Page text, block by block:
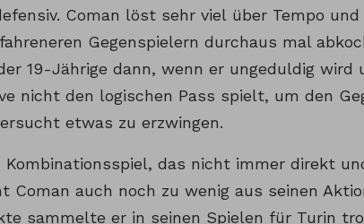
Coman löst sehr viel über Tempo und
Gegenspielern durchaus mal
19-Jährige dann, wenn er ungeduldig wird
nicht den logischen Pass spielt, um den
etwas zu erzwingen.
das nicht immer direkt
Coman auch noch zu wenig aus seinen
sammelte er in seinen Spielen für Turin